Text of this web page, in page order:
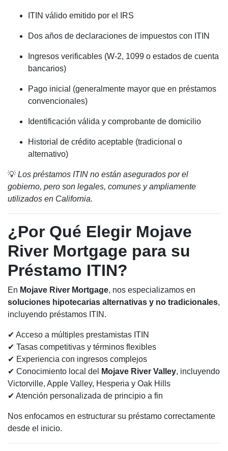
ITIN válido emitido por el IRS
Dos años de declaraciones de impuestos con ITIN
Ingresos verificables (W-2, 1099 o estados de cuenta
bancarios)
Pago inicial (generalmente mayor que en préstamos
convencionales)
Identificación válida y comprobante de domicilio
Historial de crédito aceptable (tradicional o
alternativo)
💡 Los préstamos ITIN no están asegurados por el
gobierno, pero son legales, comunes y ampliamente
utilizados en California.
¿Por Qué Elegir Mojave
River Mortgage para su
Préstamo ITIN?
En Mojave River Mortgage, nos especializamos en
soluciones hipotecarias alternativas y no tradicionales,
incluyendo préstamos ITIN.
✔ Acceso a múltiples prestamistas ITIN
✔ Tasas competitivas y términos flexibles
✔ Experiencia con ingresos complejos
✔ Conocimiento local del
Mojave River Valley, incluyendo
Victorville, Apple Valley, Hesperia y Oak Hills
✔ Atención personalizada de principio a fin
Nos enfocamos en estructurar su préstamo correctamente
desde el inicio.